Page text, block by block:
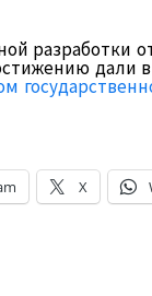
разработки
дали
X